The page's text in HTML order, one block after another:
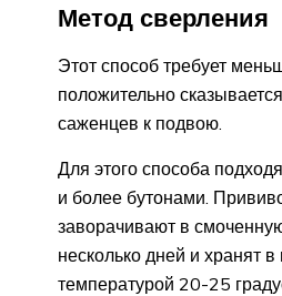
Метод сверления
Этот способ требует
положительно
саженцев к подвою.
Для этого способа
и более бутонами.
заворачивают в
несколько дней и хранят в
температурой 20-25